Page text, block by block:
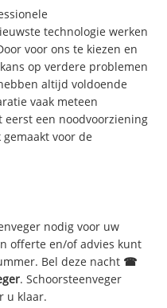
technologie werken
voor ons te kiezen en
op verdere problemen
altijd voldoende
vaak meteen
een noodvoorziening
voor de
nodig voor uw
offerte en/of advies kunt
Bel deze nacht ☎
. Schoorsteenveger
u klaar.